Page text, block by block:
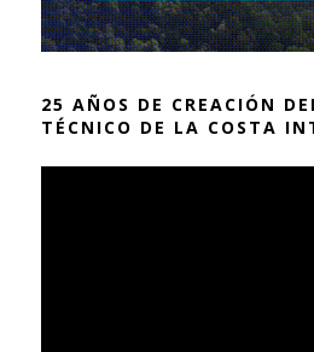
25 AÑOS DE CREACIÓN
TÉCNICO DE LA COSTA